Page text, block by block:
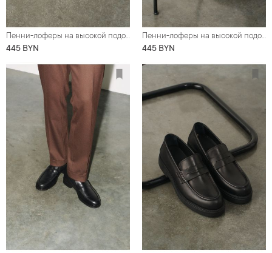
Пенни-лоферы на высокой подошве, коричневые
445 BYN
Пенни-лоферы на высокой подошве, черные
445 BYN